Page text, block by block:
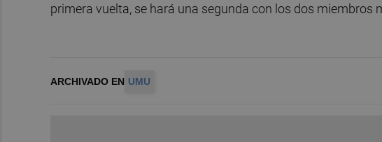
primera vuelta, se hará una segunda con los dos miembros
ARCHIVADO EN UMU